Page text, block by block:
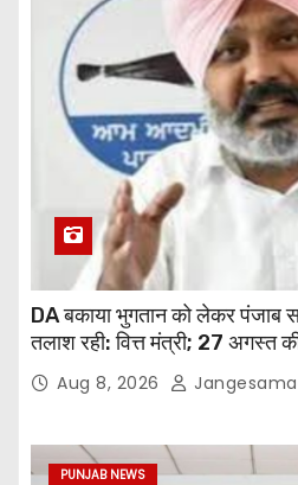
DA बकाया भुगतान को लेकर पंजाब
तलाश रही: वित्त मंत्री; 27 अगस्त
Aug 8, 2026
PUNJAB NEWS